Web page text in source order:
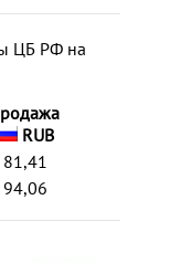
ЦБ РФ на
RUB
81,41
94,06